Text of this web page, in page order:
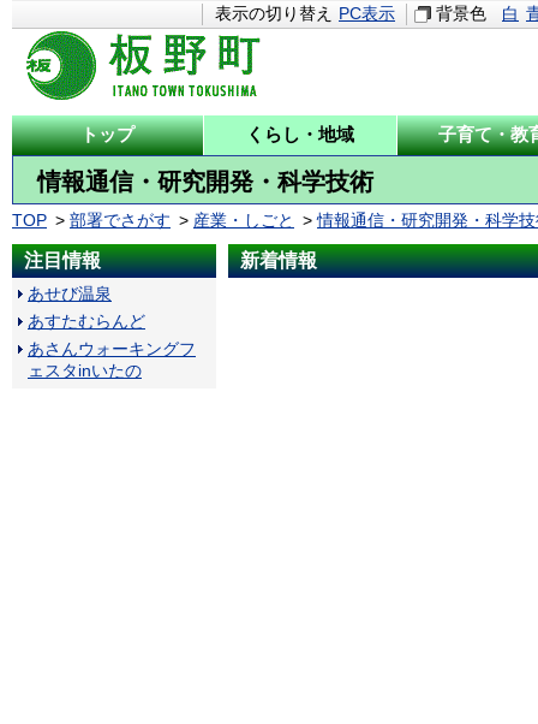
表示の切り替え PC表示 背景色 白
トップ くらし・地域 子育て・教
情報通信・研究開発・科学技術
TOP 部署でさがす 産業・しごと 情報通信・研究開発・科学
新着情報
注目情報
あせび温泉
あすたむらんど
あさんウォーキングフ
ェスタinいたの